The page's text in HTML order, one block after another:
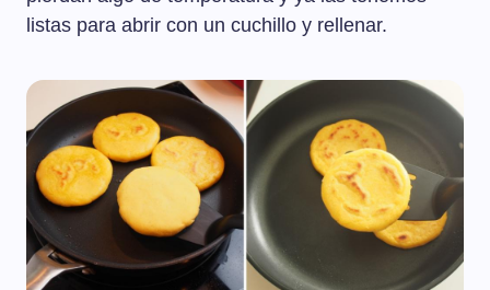
listas para abrir con un cuchillo y rellenar.